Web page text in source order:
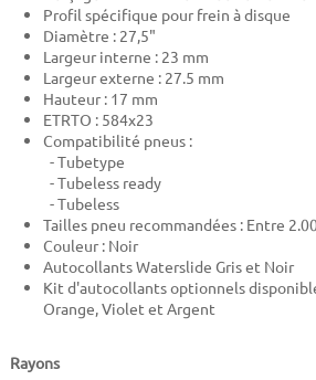
Profil spécifique pour frein à disque
Diamètre : 27,5"
Largeur interne : 23 mm
Largeur externe : 27.5 mm
Hauteur : 17 mm
ETRTO : 584x23
Compatibilité pneus :
- Tubetype
- Tubeless ready
- Tubeless
Tailles pneu recommandées : Entre
Couleur : Noir
Autocollants Waterslide Gris et Noir
Kit d'autocollants optionnels
Orange, Violet et Argent
Rayons